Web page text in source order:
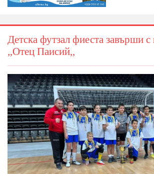
Детска футзал фиеста завърши
,,Отец Паисий,,